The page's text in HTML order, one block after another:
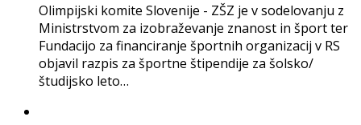
Olimpijski komite Slovenije - ZŠZ je v sodelovanju z
Ministrstvom za izobraževanje znanost in šport ter
Fundacijo za financiranje športnih organizacij v RS
objavil razpis za športne štipendije za šolsko/
študijsko leto…